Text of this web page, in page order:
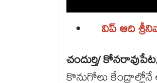
విప్ ఆది
చందుర్తి/
కొనుగోలు